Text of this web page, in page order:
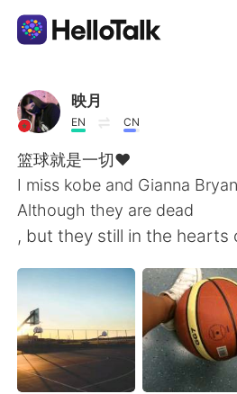
Language Exchange App
AI Grammar Checker
English
简体中文 繁體中文
Español العربية
Français Deutsch
映月
EN CN
篮球就是一切♥️
I miss kobe and Gianna
Although they are dead
, but they still in the